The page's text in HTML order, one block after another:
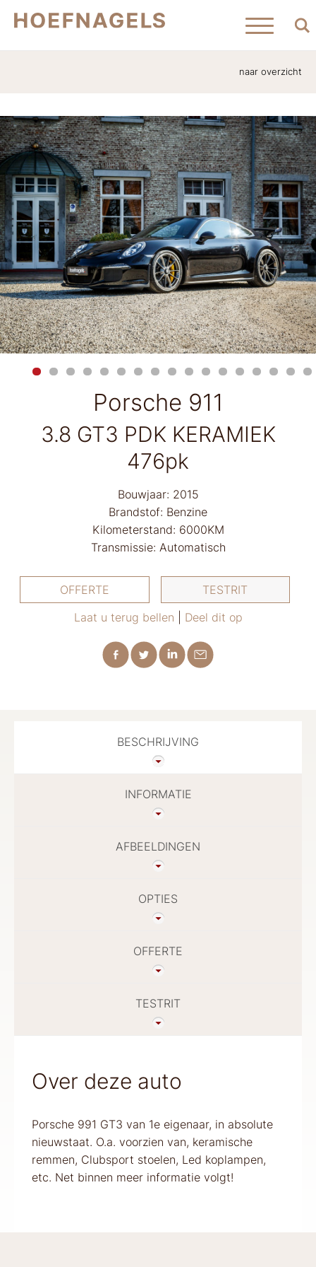
Verkocht
Contact
naar overzicht
Porsche 911
3.8 GT3 PDK KERAMIEK
476pk
Bouwjaar: 2015
Brandstof: Benzine
Kilometerstand: 6000KM
Transmissie: Automatisch
OFFERTE
TESTRIT
Laat u terug bellen
Deel dit op
BESCHRIJVING
INFORMATIE
AFBEELDINGEN
OPTIES
OFFERTE
TESTRIT
Over deze auto
Porsche 991 GT3 van 1e eigenaar, in absolute
nieuwstaat. O.a. voorzien van, keramische
remmen, Clubsport stoelen, Led koplampen,
etc. Net binnen meer informatie volgt!